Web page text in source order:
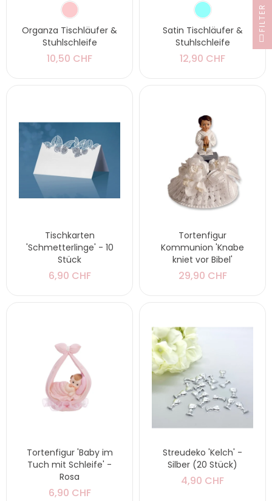
Organza Tischläufer &
Stuhlschleife
10,50 CHF
Satin Tischläufer &
Stuhlschleife
12,90 CHF
Tischkarten
'Schmetterlinge' - 10
Stück
6,90 CHF
Tortenfigur
Kommunion 'Knabe
kniet vor Bibel'
29,90 CHF
Tortenfigur 'Baby im
Tuch mit Schleife' -
Rosa
6,90 CHF
Streudeko 'Kelch' -
Silber (20 Stück)
4,90 CHF
FILTER